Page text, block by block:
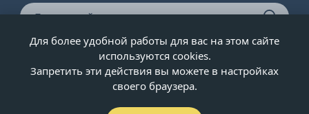
© ООО «Двери-и-точка», ИНН 5020092947, 1995-2026 г.
Для более удобной работы для вас на этом сайте
используются cookies.
Запретить эти действия вы можете в настройках
своего браузера.